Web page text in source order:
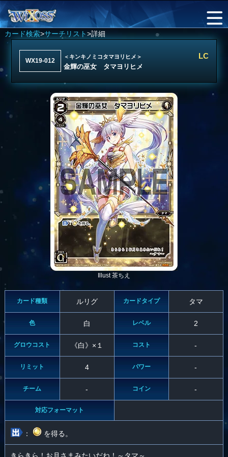
カード検索>サーチリスト>詳細
WX19-012
＜キンキノミコタマヨリヒメ＞
金輝の巫女 タマヨリヒメ
LC
Illust 茶ちえ
カード種類 ルリグ カードタイプ タマ
色 白 レベル 2
グロウコスト 《白》×１ コスト -
リミット 4 パワー -
チーム - コイン -
対応フォーマット
： を得る。